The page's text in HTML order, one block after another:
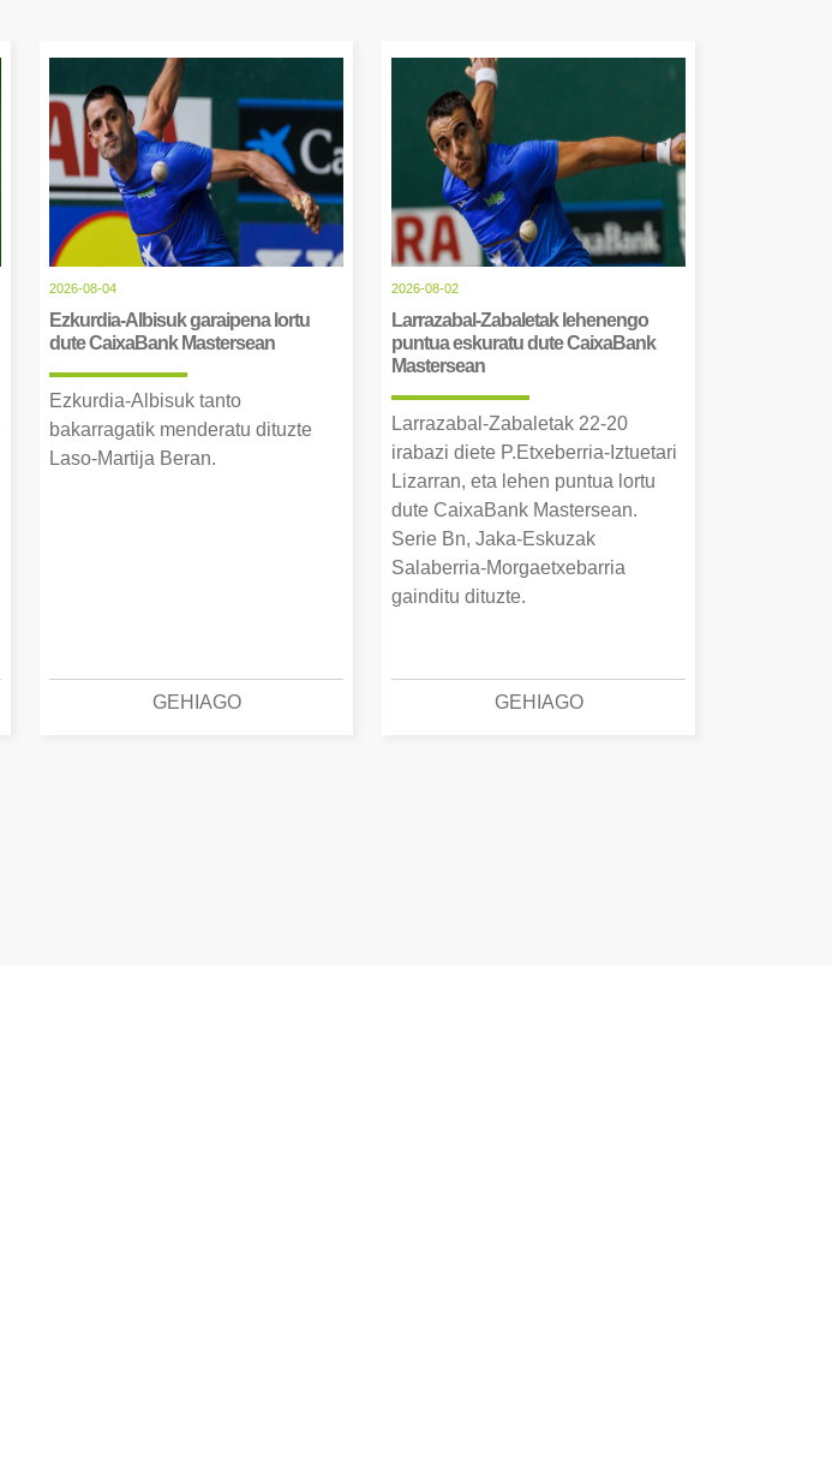
2026-08-04
Ezkurdia-Albisuk garaipena lortu
dute CaixaBank Mastersean
Ezkurdia-Albisuk tanto
bakarragatik menderatu dituzte
Laso-Martija Beran.
GEHIAGO
2026-08-02
Larrazabal-Zabaletak lehenengo
puntua eskuratu dute CaixaBank
Mastersean
Larrazabal-Zabaletak 22-20
irabazi diete P.Etxeberria-Iztuetari
Lizarran, eta lehen puntua lortu
dute CaixaBank Mastersean.
Serie Bn, Jaka-Eskuzak
Salaberria-Morgaetxebarria
gainditu dituzte.
GEHIAGO